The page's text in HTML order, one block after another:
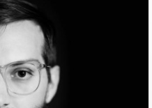
à
déplié.
les
x 40 x 160 cm.